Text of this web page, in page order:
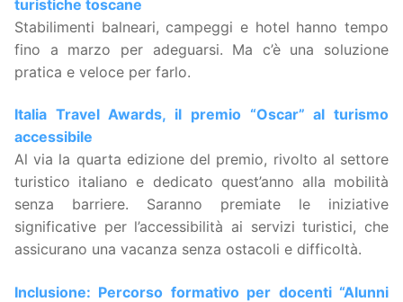
turistiche toscane
Stabilimenti balneari, campeggi e hotel hanno tempo
fino a marzo per adeguarsi. Ma c’è una soluzione
pratica e veloce per farlo.
Italia Travel Awards, il premio “Oscar” al turismo
accessibile
Al via la quarta edizione del premio, rivolto al settore
turistico italiano e dedicato quest’anno alla mobilità
senza barriere. Saranno premiate le iniziative
significative per l’accessibilità ai servizi turistici, che
assicurano una vacanza senza ostacoli e difficoltà.
Inclusione: Percorso formativo per docenti “Alunni